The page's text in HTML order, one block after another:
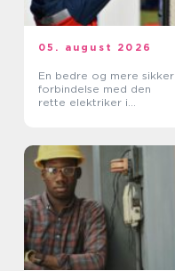
05. august 2026
En bedre og mere sikker
forbindelse med den
rette elektriker i